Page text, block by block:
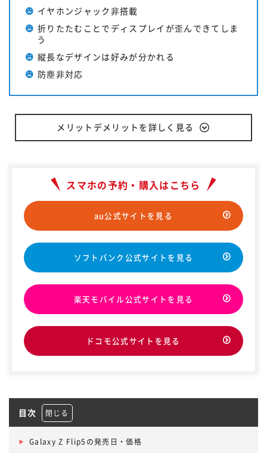
イヤホンジャック非搭載
折りたたむことでディスプレイが歪んできてしま
う
縦長なデザインは好みが分かれる
防塵非対応
メリットデメリットを詳しく見る
スマホの予約・購入はこちら
au公式サイトを見る
ソフトバンク公式サイトを見る
楽天モバイル公式サイトを見る
ドコモ公式サイトを見る
目次
Galaxy Z Flip5の発売日・価格